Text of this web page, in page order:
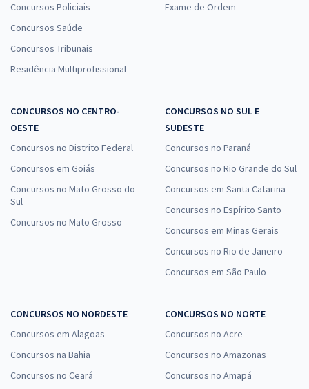
Concursos Policiais
Concursos Saúde
Concursos Tribunais
Residência Multiprofissional
Exame de Ordem
CONCURSOS NO CENTRO-
OESTE
Concursos no Distrito Federal
Concursos em Goiás
Concursos no Mato Grosso do
Sul
Concursos no Mato Grosso
CONCURSOS NO SUL E
SUDESTE
Concursos no Paraná
Concursos no Rio Grande do Sul
Concursos em Santa Catarina
Concursos no Espírito Santo
Concursos em Minas Gerais
Concursos no Rio de Janeiro
Concursos em São Paulo
CONCURSOS NO NORDESTE
Concursos em Alagoas
Concursos na Bahia
Concursos no Ceará
CONCURSOS NO NORTE
Concursos no Acre
Concursos no Amazonas
Concursos no Amapá